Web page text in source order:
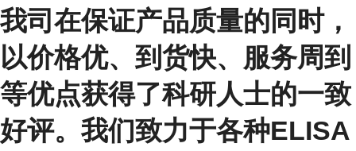
我司在保证产品质量的同时，
以价格优、到货快、服务周到
等优点获得了科研人士的一致
好评。我们致力于各种ELISA